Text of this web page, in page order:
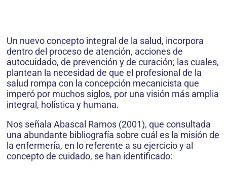
Un nuevo concepto integral de la salud, incorpora
dentro del proceso de atención, acciones de
autocuidado, de prevención y de curación; las cuales,
plantean la necesidad de que el profesional de la
salud rompa con la concepción mecanicista que
imperó por muchos siglos, por una visión más amplia
integral, holística y humana.
Nos señala Abascal Ramos (2001), que consultada
una abundante bibliografía sobre cuál es la misión de
la enfermería, en lo referente a su ejercicio y al
concepto de cuidado, se han identificado: